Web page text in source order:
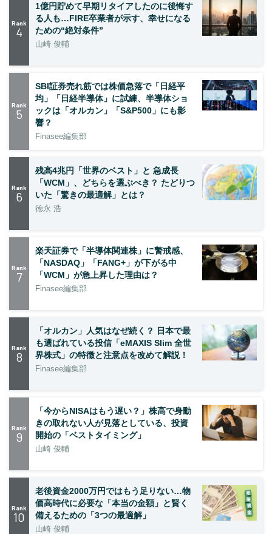
Rank
4
1億円貯めて早期リタイアしたのに後悔す
る人も…FIRE卒業者が示す、幸せになる
ための“絶対条件”
山崎 俊輔
Rank
5
SBI証券売れ筋では株価急落で「日経平
均」「日経半導体」に試練、半導体ショ
ックは「オルカン」「S&P500」にも影
響？
Finasee編集部
Rank
6
残高4兆円「世界のベスト」と 急成長
「WCM」、どちらを選ぶべき？ たどりつ
いた「驚きの最適解」とは？
徳永 浩
Rank
7
楽天証券で「半導体関連株」に警戒感、
「NASDAQ」「FANG+」が下がる中
「WCM」が急上昇した理由は？
Finasee編集部
Rank
8
「オルカン」人気はなぜ続く？ 日本で最
も選ばれている投信「eMAXIS Slim 全世
界株式」の特徴と注意点を改めて解説！
Finasee編集部
Rank
9
「今からNISAはもう遅い？」株高で身動
きの取れない人が見落としている、投資
開始の「ベストタイミング」
山崎 俊輔
Rank
10
老後資金2000万円ではもう足りない…物
価高時代に必要な「本当の金額」と賢く
備えるための「3つの最適解」
山崎 俊輔